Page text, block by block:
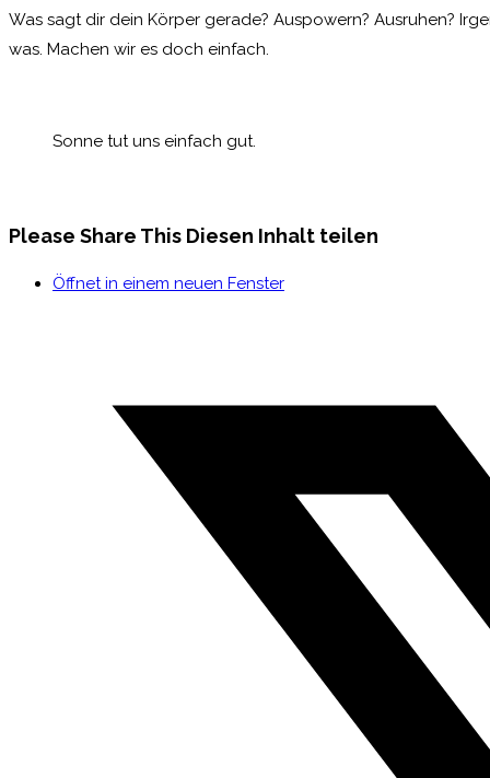
Was sagt dir dein Körper gerade? Auspowern? Ausruhen?
was. Machen wir es doch einfach.
Sonne tut uns einfach gut.
Please Share This Diesen Inhalt teilen
Öffnet in einem neuen Fenster